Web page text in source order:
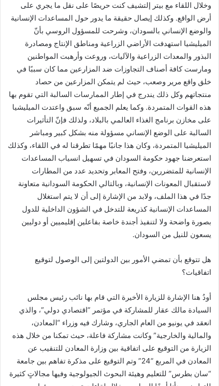
وخلال اللقاء مع بيتر إلتشيف كنت حريصًا على نقل ما يجري على
أرض الواقع. وكذلك إيصال حقيقة ما يدور حول المساعدات الإنسانية
والوضع الإنساني بالسودان، وشرحت للمسؤول الروسي بأنّ
الميليشيا استهدفت الأراضي الزراعية ومناطق الإنتاج ومصادرة
البذور والمعدات الزراعية والآليات، وروعت وأرهبت المواطنين
ومارست كافة أصناف التجاوزات ضد المزارعين مما كان سببًا في
خلق واقع مرير وصعب، حيث لم يتمكن المزارعين من حصاد
منتجاتهم وكل ذلك يندرج في إطار الممارسات السالبة التي تقوم بها
هذه القوات المتمردة. وكما يعلم الجميع أنّه سبق واعتدت الميليشيا
على مخازن برنامج الغذاء العالمي بالبلاد، ولذلك فإنّ التأثيرات
السالبة على الوضع الإنساني مسؤولة منه بشكل كبير ومباشر
الميليشيا المتمردة، وكان هذا جانبًا مهمًا تطرقنا له في اللقاء، وكذلك
استعرضنا جهود حكومة السودان في تسهيل انسياب المساعدات
الإنسانية للمتضررين، وفتح المعابر وتحديد عدد من المطارات
لاستقبال المعونات الإنسانية، وبالتالي الحكومة السودانية متعاونة
جدًا في هذا الملف، ولابد من الإشارة إلى أن لا يتم استغلال
المساعدات الإنسانية كذريعة للتدخل في الشؤون الداخلية للدول
بصورة واضحة ولا لتنفيذ أجندة خاصة بفاعلين إقليميين أو دوليين
يسعون للنيل من السودان.
هل تتوقع بأن تمضي الأمور بين الدولتين إلى الوصول لتوقيع
اتفاقيات؟
أودُ هنا الإشارة للزيارة الأخيرة التي قام بها نائب رئيس مجلس
السيادة مالك عقار للمشاركة في مؤتمر “اقتصادي دولي”، والذي
انعقد في يونيو من العام الجاري، وشارك فيه وزراء “المعادن،
والمالية والخارجية” وكانت مشاركة فاعلة، حيث تمكنا من خلال هذه
الزيارة من التوقيع على اتفاقية بين وزارة المعادن للتنقيب عن
المعادن في المربع “24” وتم التوقيع على مذكرة تفاهم بين جامعة
“سان بطرس” للتعليم وهيئة البحوث الجيولوجية وفيها مجالاتٍ كثيرة